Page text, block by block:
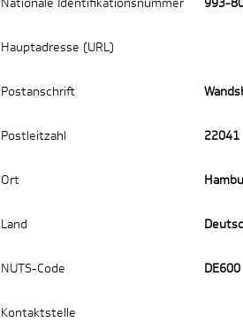
Hauptadresse (URL)
Postanschrift
Postleitzahl 22041
Ort
Land
NUTS-Code DE600
Kontaktstelle